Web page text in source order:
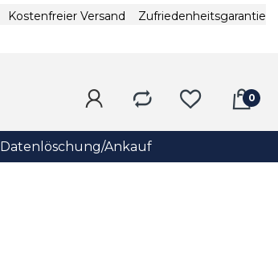
Kostenfreier Versand Zufriedenheitsgarantie
Datenlöschung/Ankauf